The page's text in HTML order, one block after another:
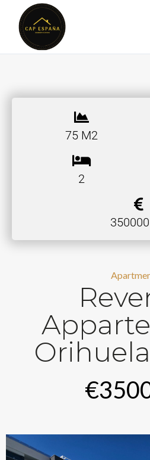
75 M2
2